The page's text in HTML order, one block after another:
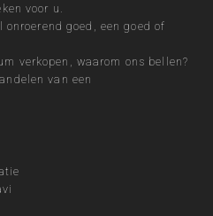
voor u.
goed, een goed of
verkopen, waarom ons bellen?
van een